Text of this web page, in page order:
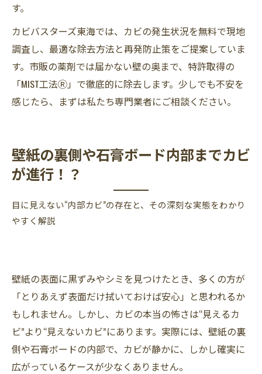
す。
カビバスターズ東海では、カビの発生状況を無料で現地
調査し、最適な除去方法と再発防止策をご提案していま
す。市販の薬剤では届かない壁の奥まで、特許取得の
「MIST工法Ⓡ」で徹底的に除去します。少しでも不安を
感じたら、まずは私たち専門業者にご相談ください。
壁紙の裏側や石膏ボード内部までカビ
が進行！？
目に見えない“内部カビ”の存在と、その深刻な実態をわかり
やすく解説
壁紙の表面に黒ずみやシミを見つけたとき、多くの方が
「とりあえず表面だけ拭いておけば安心」と思われるか
もしれません。しかし、カビの本当の怖さは“見えるカ
ビ”より“見えないカビ”にあります。実際には、壁紙の裏
側や石膏ボードの内部で、カビが静かに、しかし確実に
広がっているケースが少なくありません。